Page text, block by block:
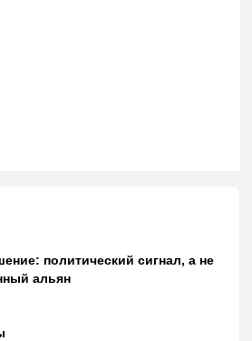
политический сигнал, а не
альян